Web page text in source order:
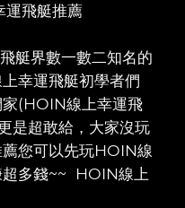
運飛艇推薦
艇界數一數二知名的
幸運飛艇初學者們
(HOIN線上幸運飛
是超敢給，大家沒玩
您可以先玩HOIN線
超多錢~~ HOIN線上